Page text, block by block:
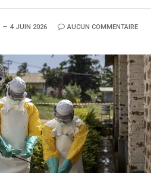
4 JUIN 2026 AUCUN COMMENTAIRE